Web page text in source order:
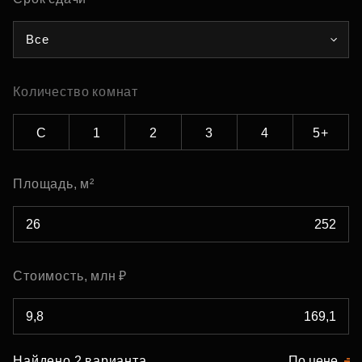
Все
Количество комнат
С 1 2 3 4 5+
Площадь, м²
Стоимость, млн ₽